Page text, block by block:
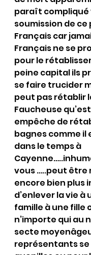
paraît compliqué
soumission de ce
Français car
Français ne se
pour le
peine capital ils
se faire trucider
peut pas rétablir
Faucheuse
empêche de
bagnes comme il
dans le temps à
vous …..peut être
encore bien plus
d’enlever la vie à
famille à une fille
n’importe qui au
secte
représentants